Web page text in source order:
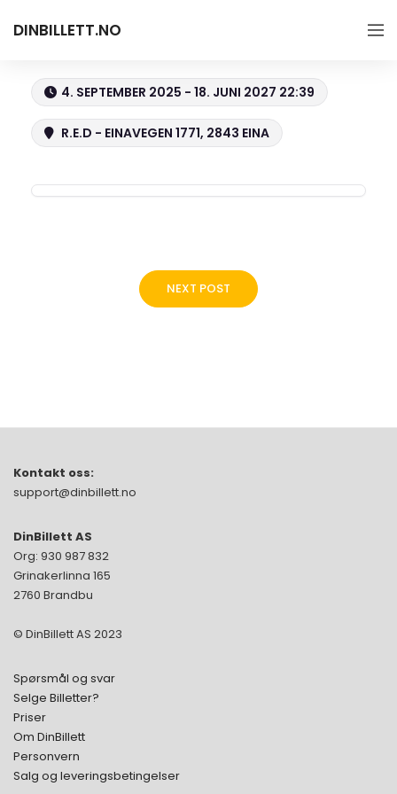
DINBILLETT.NO
4. SEPTEMBER 2025 - 18. JUNI 2027 22:39
R.E.D - EINAVEGEN 1771, 2843 EINA
NEXT POST
Kontakt oss:
support@dinbillett.no
DinBillett AS
Org: 930 987 832
Grinakerlinna 165
2760 Brandbu
© DinBillett AS 2023
Spørsmål og svar
Selge Billetter?
Priser
Om DinBillett
Personvern
Salg og leveringsbetingelser